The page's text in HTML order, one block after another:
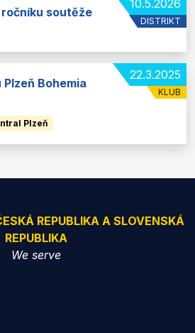
10.5.2026
DISTRIKT
soutěže
22.3.2025
KLUB
Bohemia
Plzeň
REPUBLIKA A SLOVENSKÁ
REPUBLIKA
We serve